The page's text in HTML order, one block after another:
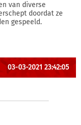
van diverse
doordat ze
gespeeld.
03-03-2021 23:42:05